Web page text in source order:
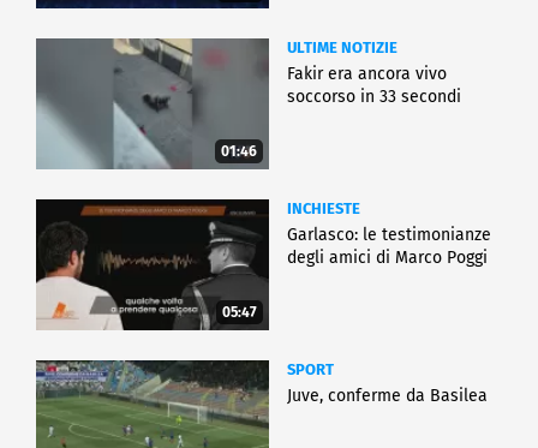
01:46
ULTIME NOTIZIE
Fakir era ancora vivo
soccorso in 33 secondi
05:47
INCHIESTE
Garlasco: le testimonianze
degli amici di Marco Poggi
SPORT
Juve, conferme da Basilea